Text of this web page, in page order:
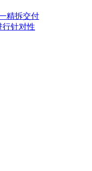
精拆交付
行针对性